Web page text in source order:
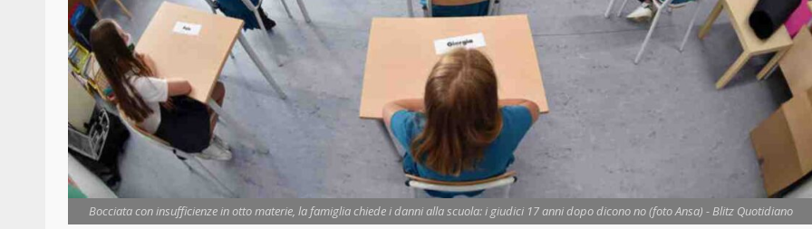
Bocciata con insufficienze in otto materie, la famiglia chiede i danni alla scuola: i giudici 17 anni dopo dicono no (foto Ansa) - Blitz Quotidiano